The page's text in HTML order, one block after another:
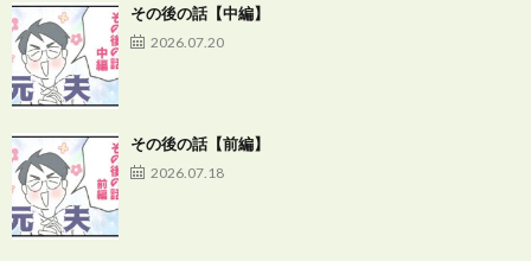
その後の話【中編】
2026.07.20
その後の話【前編】
2026.07.18